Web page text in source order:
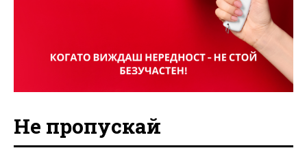
Не пропускай